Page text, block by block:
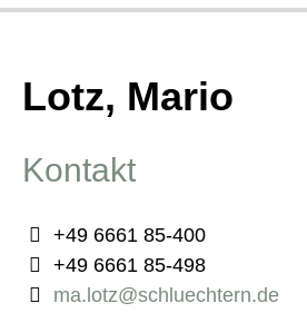
Lotz, Mario
Kontakt
+49 6661 85-400
+49 6661 85-498
ma.lotz@schluechtern.de